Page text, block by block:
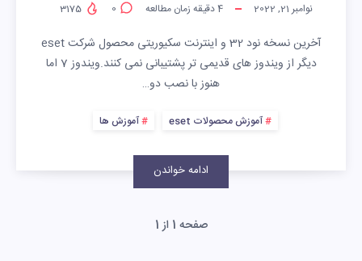
نوامبر 21, 2022 4دقیقه زمان مطالعه 0
3175
آخرین نسخه نود 32 و اینترنت سکیوریتی محصول شرکت eset
دیگر از ویندوز های قدیمی تر پشتیبانی نمی کنند.ویندوز 7 اما
هنوز با نصب دو…
آموزش محصولات eset آموزش ها
ادامه خواندن
صفحه 1 از 1